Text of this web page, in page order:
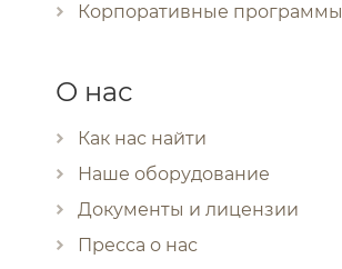
Корпоративные программы
О нас
Как нас найти
Наше оборудование
Документы и лицензии
Пресса о нас